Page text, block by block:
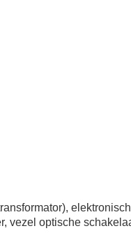
vezel optische